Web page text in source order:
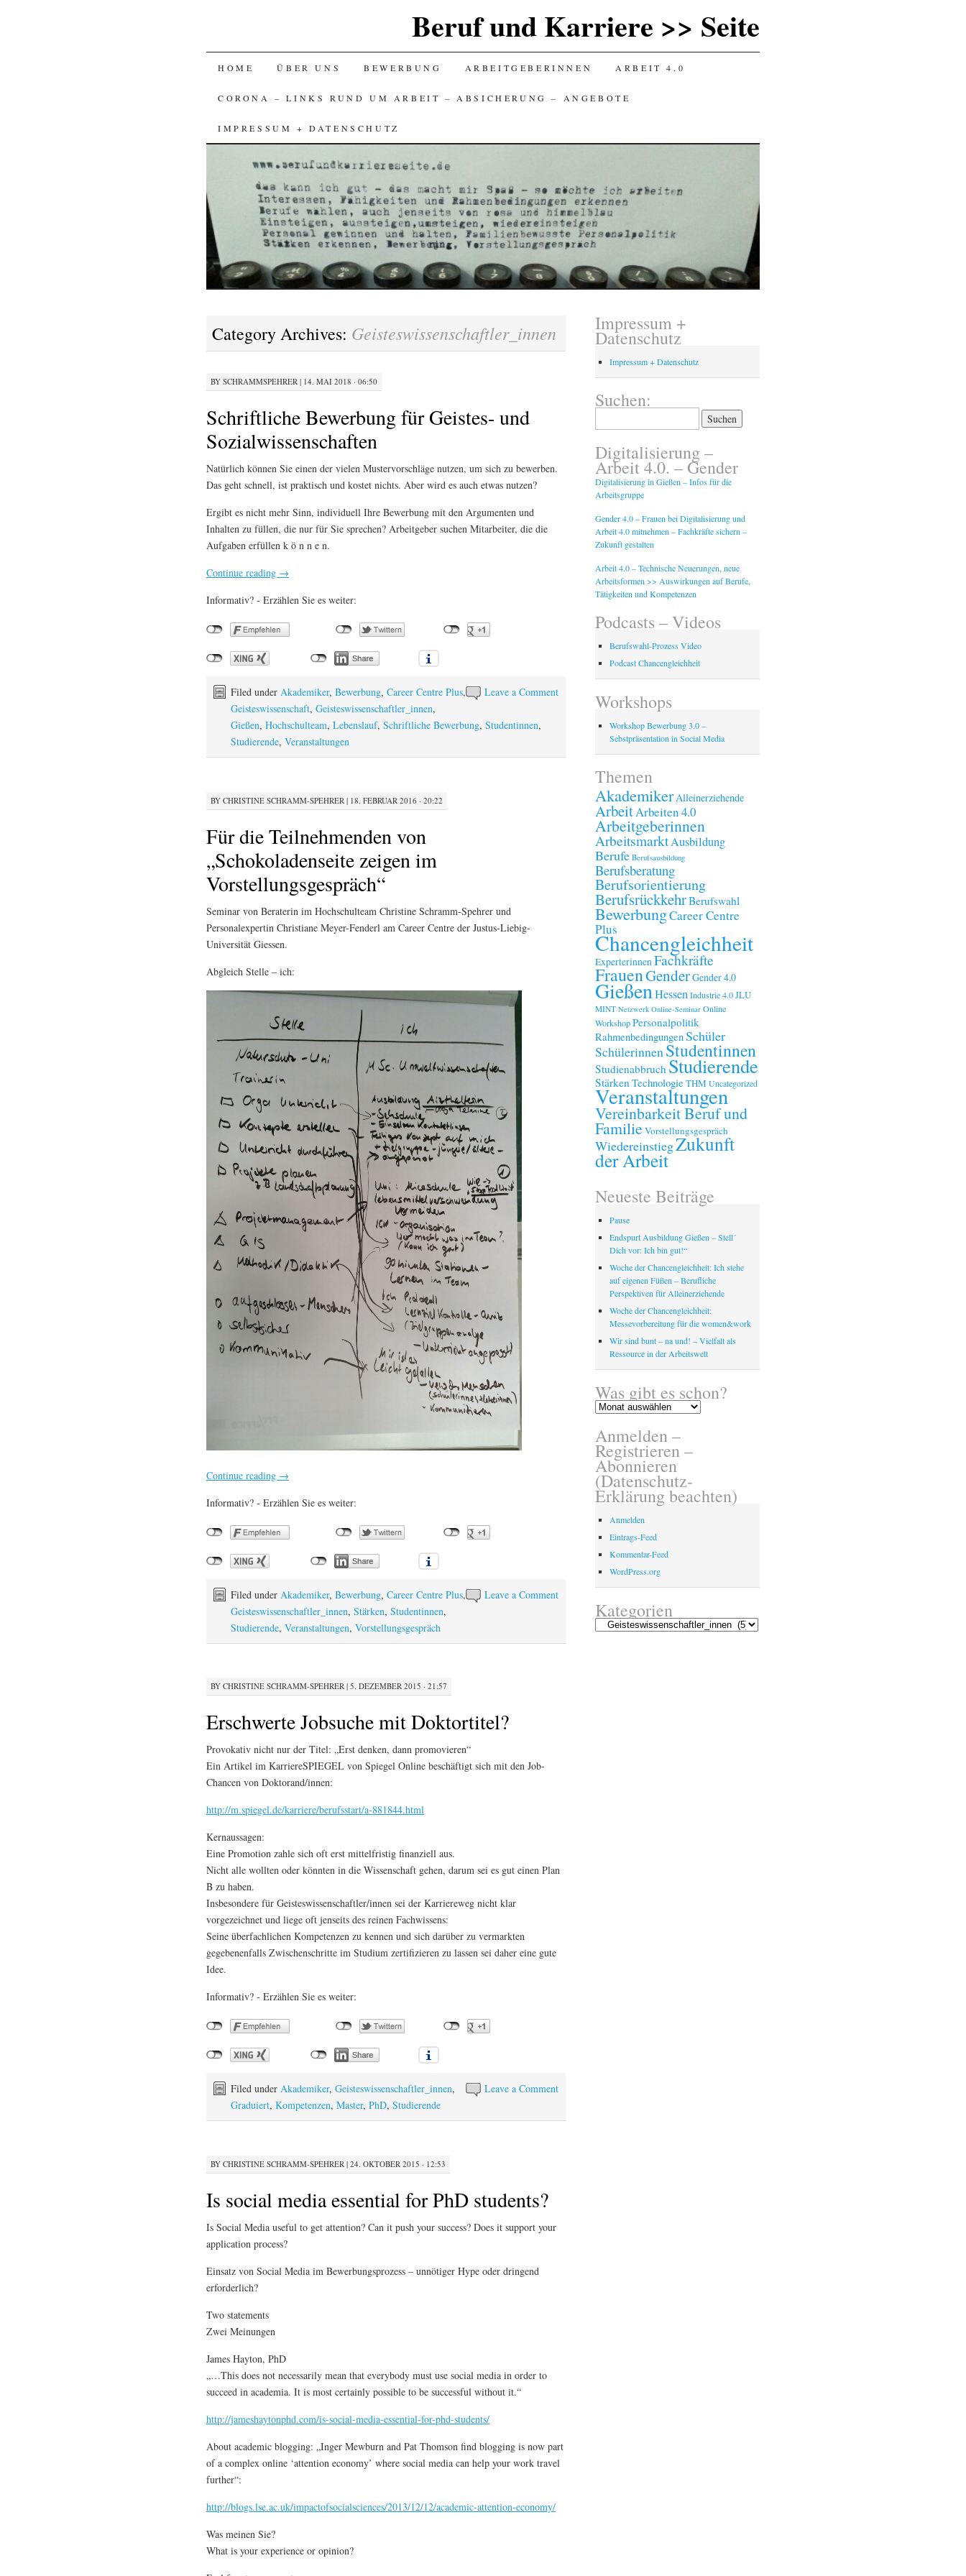
Beruf und Karriere >> Seite
SKIP
TO
CONTENT
HOME ÜBER UNS BEWERBUNG ARBEITGEBERINNEN ARBEIT 4.0
CORONA – LINKS RUND UM ARBEIT – ABSICHERUNG – ANGEBOTE
IMPRESSUM + DATENSCHUTZ
Category Archives: Geisteswissenschaftler_innen
BY SCHRAMMSPEHRER | 14. MAI 2018 · 06:50
Schriftliche Bewerbung für Geistes- und
Sozialwissenschaften
Natürlich können Sie einen der vielen Mustervorschläge nutzen, um sich zu bewerben.
Das geht schnell, ist praktisch und kostet nichts. Aber wird es auch etwas nutzen?
Ergibt es nicht mehr Sinn, individuell Ihre Bewerbung mit den Argumenten und
Inhalten zu füllen, die nur für Sie sprechen? Arbeitgeber suchen Mitarbeiter, die die
Aufgaben erfüllen k ö n n e n.
Continue reading →
Informativ? - Erzählen Sie es weiter:
Leave a Comment
Filed under Akademiker, Bewerbung, Career Centre Plus,
Geisteswissenschaft, Geisteswissenschaftler_innen,
Gießen, Hochschulteam, Lebenslauf, Schriftliche Bewerbung, Studentinnen,
Studierende, Veranstaltungen
BY CHRISTINE SCHRAMM-SPEHRER | 18. FEBRUAR 2016 · 20:22
Für die Teilnehmenden von
„Schokoladenseite zeigen im
Vorstellungsgespräch“
Seminar von Beraterin im Hochschulteam Christine Schramm-Spehrer und
Personalexpertin Christiane Meyer-Fenderl am Career Centre der Justus-Liebig-
Universität Giessen.
Abgleich Stelle – ich:
Continue reading →
Informativ? - Erzählen Sie es weiter:
Leave a Comment
Filed under Akademiker, Bewerbung, Career Centre Plus,
Geisteswissenschaftler_innen, Stärken, Studentinnen,
Studierende, Veranstaltungen, Vorstellungsgespräch
BY CHRISTINE SCHRAMM-SPEHRER | 5. DEZEMBER 2015 · 21:57
Erschwerte Jobsuche mit Doktortitel?
Provokativ nicht nur der Titel: „Erst denken, dann promovieren“
Ein Artikel im KarriereSPIEGEL von Spiegel Online beschäftigt sich mit den Job-
Chancen von Doktorand/innen:
http://m.spiegel.de/karriere/berufsstart/a-881844.html
Kernaussagen:
Eine Promotion zahle sich oft erst mittelfristig finanziell aus.
Nicht alle wollten oder könnten in die Wissenschaft gehen, darum sei es gut einen Plan
B zu haben.
Insbesondere für Geisteswissenschaftler/innen sei der Karriereweg nicht klar
vorgezeichnet und liege oft jenseits des reinen Fachwissens:
Seine überfachlichen Kompetenzen zu kennen und sich darüber zu vermarkten
gegebenenfalls Zwischenschritte im Studium zertifizieren zu lassen sei daher eine gute
Idee.
Informativ? - Erzählen Sie es weiter:
Leave a Comment
Filed under Akademiker, Geisteswissenschaftler_innen,
Graduiert, Kompetenzen, Master, PhD, Studierende
BY CHRISTINE SCHRAMM-SPEHRER | 24. OKTOBER 2015 · 12:53
Is social media essential for PhD students?
Is Social Media useful to get attention? Can it push your success? Does it support your
application process?
Einsatz von Social Media im Bewerbungsprozess – unnötiger Hype oder dringend
erforderlich?
Two statements
Zwei Meinungen
James Hayton, PhD
„…This does not necessarily mean that everybody must use social media in order to
succeed in academia. It is most certainly possible to be successful without it.“
http://jameshaytonphd.com/is-social-media-essential-for-phd-students/
About academic blogging: „Inger Mewburn and Pat Thomson find blogging is now part
of a complex online ‘attention economy’ where social media can help your work travel
further“:
http://blogs.lse.ac.uk/impactofsocialsciences/2013/12/12/academic-attention-economy/
Was meinen Sie?
What is your experience or opinion?
Impressum +
Datenschutz
Impressum + Datenschutz
Suchen:
nach:
Digitalisierung –
Arbeit 4.0. – Gender
Digitalisierung in Gießen – Infos für die
Arbeitsgruppe
Gender 4.0 – Frauen bei Digitalisierung und
Arbeit 4.0 mitnehmen – Fachkräfte sichern –
Zukunft gestalten
Arbeit 4.0 – Technische Neuerungen, neue
Arbeitsformen >> Auswirkungen auf Berufe,
Tätigkeiten und Kompetenzen
Podcasts – Videos
Berufswahl-Prozess Video
Podcast Chancengleichheit
Workshops
Workshop Bewerbung 3.0 –
Sebstpräsentation in Social Media
Themen
AkademikerAlleinerziehende
ArbeitArbeiten 4.0
Arbeitgeberinnen
ArbeitsmarktAusbildung
Berufe Berufsausbildung
Berufsberatung
Berufsorientierung
BerufsrückkehrBerufswahl
BewerbungCareer Centre
Plus
Chancengleichheit
ExperterinnenFachkräfte
FrauenGenderGender 4.0
GießenHessen Industrie 4.0 JLU
MINT Netzwerk Online-Seminar Online
Workshop Personalpolitik
RahmenbedingungenSchüler
SchülerinnenStudentinnen
Studienabbruch Studierende
Stärken TechnologieTHM Uncategorized
Veranstaltungen
Vereinbarkeit Beruf und
Familie Vorstellungsgespräch
WiedereinstiegZukunft
der Arbeit
Neueste Beiträge
Pause
Endspurt Ausbildung Gießen – Stell´
Dich vor: Ich bin gut!“
Woche der Chancengleichheit: Ich stehe
auf eigenen Füßen – Berufliche
Perspektiven für Alleinerziehende
Woche der Chancengleichheit:
Messevorbereitung für die women&work
Wir sind bunt – na und! – Vielfalt als
Ressource in der Arbeitswelt
Was gibt es schon?
Was
es
schon?
Anmelden –
Registrieren –
Abonnieren
(Datenschutz-
Erklärung beachten)
Anmelden
Eintrags-Feed
Kommentar-Feed
WordPress.org
Kategorien
Kategorien